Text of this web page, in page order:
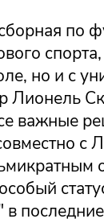
по
но и с
Лионель
важные
с
в